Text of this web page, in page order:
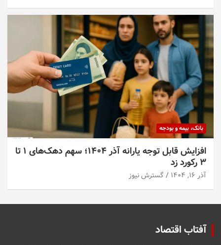
بانک، بیمه و بودجه
افزایش قابل توجه یارانه آذر ۱۴۰۴؛ سهم دهک‌های ۱ تا
۳ رکورد زد
آذر ۱۶, ۱۴۰۴ گسترش نیوز
آفتاب اقتصاد